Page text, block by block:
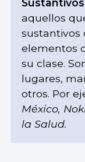
aquellos
sustantivos
elementos
su clase.
lugares,
otros. Por
México,
la Salud.